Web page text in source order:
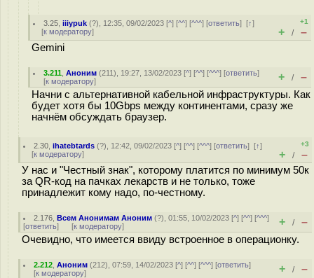
3.25 ,iiiypuk (?), 12:35, 09/02/2023 [^] [^^] [^^^] [ответить][↑]
[к модератору]
+1
+ / –
Gemini
3.211 ,Аноним (211), 19:27, 13/02/2023 [^] [^^] [^^^] [ответить]
[к модератору] + / –
Начни с альтернативной кабельной инфраструктуры. Как
будет хотя бы 10Gbps между континентами, сразу же
начнём обсуждать браузер.
2.30 ,ihatebtards (?), 12:42, 09/02/2023 [^] [^^] [^^^] [ответить][↑]
[к модератору]
+3
+ / –
У нас и "Честный знак", которому платится по минимум 50к
за QR-код на пачках лекарств и не только, тоже
принадлежит кому надо, по-честному.
2.176 ,Всем Анонимам Аноним (?), 01:55, 10/02/2023 [^] [^^] [^^^]
[ответить] [к модератору] + / –
Очевидно, что имеется ввиду встроенное в операционку.
2.212 ,Аноним (212), 07:59, 14/02/2023 [^] [^^] [^^^] [ответить]
[к модератору] + / –